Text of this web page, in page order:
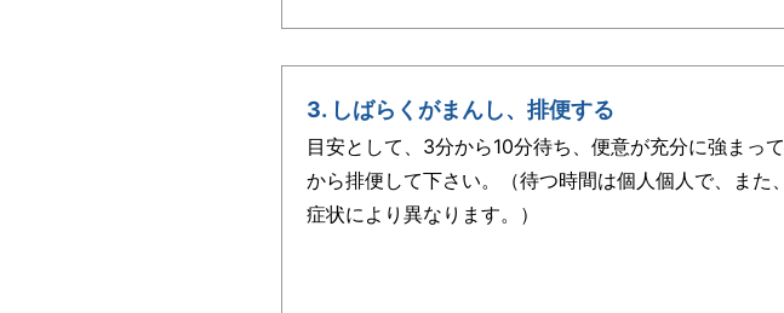
3. しばらくがまんし、排便する
目安として、3分から10分待ち、便意が充分に強まって
から排便して下さい。（待つ時間は個人個人で、また、
症状により異なります。）